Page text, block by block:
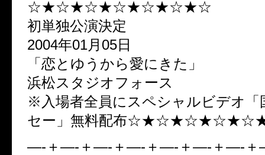
☆★☆★☆★☆★☆★☆★☆
初単独公演決定
2004年01月05日
「恋とゆうから愛にきた」
浜松スタジオフォース
※入場者全員にスペシャルビデオ「
セー」無料配布
—-＋—-＋—-＋—-＋—-＋—-＋—-＋